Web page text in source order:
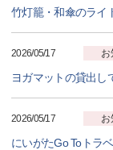
竹灯籠・和傘のライ
2026/05/17 お
ヨガマットの貸出し
2026/05/17 お
にいがたGo Toトラ